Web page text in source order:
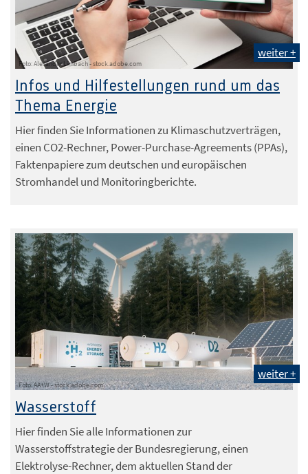
Foto: Alexander Limbach - stock.adobe.com
weiter +
Infos und Hilfestellungen rund um das
Thema Energie
Hier finden Sie Informationen zu Klimaschutzverträgen,
einen CO2-Rechner, Power-Purchase-Agreements (PPAs),
Faktenpapiere zum deutschen und europäischen
Stromhandel und Monitoringberichte.
Foto: AA+W - stock.adobe.com
weiter +
Wasserstoff
Hier finden Sie alle Informationen zur
Wasserstoffstrategie der Bundesregierung, einen
Elektrolyse-Rechner, dem aktuellen Stand der